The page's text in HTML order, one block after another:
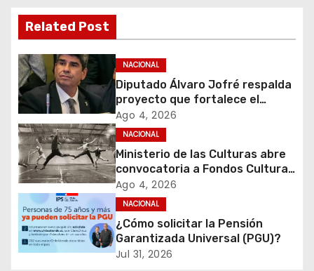
g
a
c
i
ó
n
d
e
e
Related Post
NACIONAL
Diputado Álvaro Jofré respalda
proyecto que fortalece el
control de identidad durante
estados de excepción
Ago 4, 2026
NACIONAL
Ministerio de las Culturas abre
convocatoria a Fondos Cultura
2027 con foco en
transparencia, innovación y
acceso ciudadano
Ago 4, 2026
NACIONAL
¿Cómo solicitar la Pensión
Garantizada Universal (PGU)?
Jul 31, 2026